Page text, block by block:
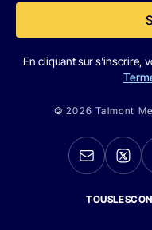
En cliquant sur s'inscrire,
© 2026 Talmont